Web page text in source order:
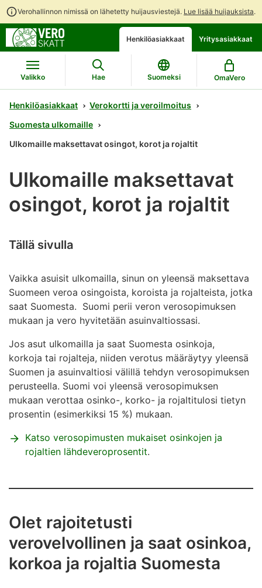
Verohallinnon nimissä on lähetetty huijausviestejä. Lue lisää huijauksista.
Siirry
suoraan
sisältöön
Siirry
koko
sivuston
hakuun
Avaa
chattibotin
keskustelu
Henkilöasiakkaat Yritysasiakkaat
Valikko Hae Suomeksi OmaVero
Henkilöasiakkaat
Verokortti ja veroilmoitus
Suomesta ulkomaille
Ulkomaille maksettavat osingot, korot ja rojaltit
Ulkomaille maksettavat
osingot, korot ja rojaltit
Tällä sivulla
Vaikka asuisit ulkomailla, sinun on yleensä maksettava
Suomeen veroa osingoista, koroista ja rojalteista, jotka
saat Suomesta. Suomi perii veron verosopimuksen
mukaan ja vero hyvitetään asuinvaltiossasi.
Jos asut ulkomailla ja saat Suomesta osinkoja,
korkoja tai rojalteja, niiden verotus määräytyy yleensä
Suomen ja asuinvaltiosi välillä tehdyn verosopimuksen
perusteella. Suomi voi yleensä verosopimuksen
mukaan verottaa osinko-, korko- ja rojaltitulosi tietyn
prosentin (esimerkiksi 15 %) mukaan.
Katso verosopimusten mukaiset osinkojen ja
rojaltien lähdeveroprosentit.
Olet rajoitetusti
verovelvollinen ja saat osinkoa,
korkoa ja rojaltia Suomesta